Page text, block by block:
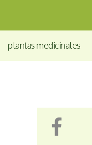
plantas medicinales